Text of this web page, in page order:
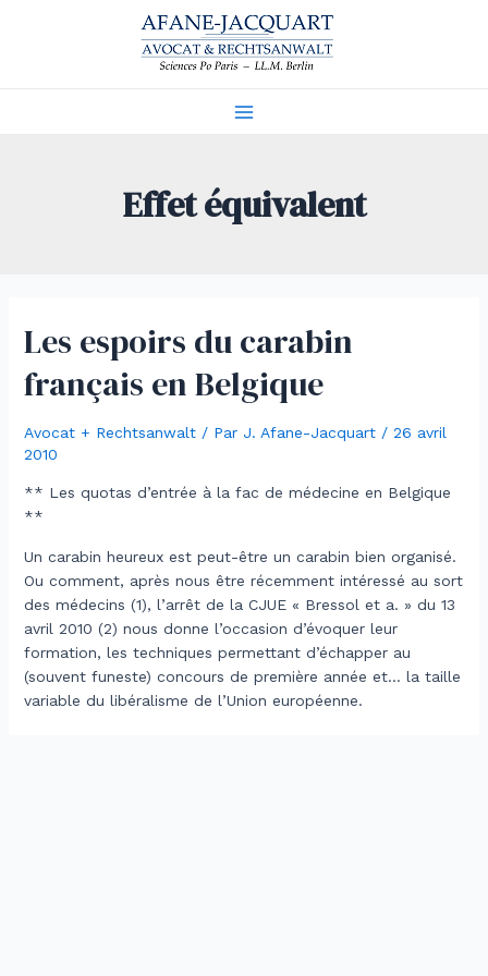
Effet équivalent
Les espoirs du carabin
français en Belgique
Avocat + Rechtsanwalt/ Par J. Afane-Jacquart / 26 avril
2010
** Les quotas d’entrée à la fac de médecine en Belgique
**
Un carabin heureux est peut-être un carabin bien organisé.
Ou comment, après nous être récemment intéressé au sort
des médecins (1), l’arrêt de la CJUE « Bressol et a. » du 13
avril 2010 (2) nous donne l’occasion d’évoquer leur
formation, les techniques permettant d’échapper au
(souvent funeste) concours de première année et… la taille
variable du libéralisme de l’Union européenne.